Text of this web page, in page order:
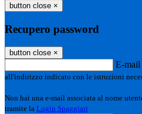
button close ×
Recupero password
button close ×
E-mail
all'indirizzo indicato con le istruzioni
Non hai una e-mail associata al nome
tramite la Login Spaggiari